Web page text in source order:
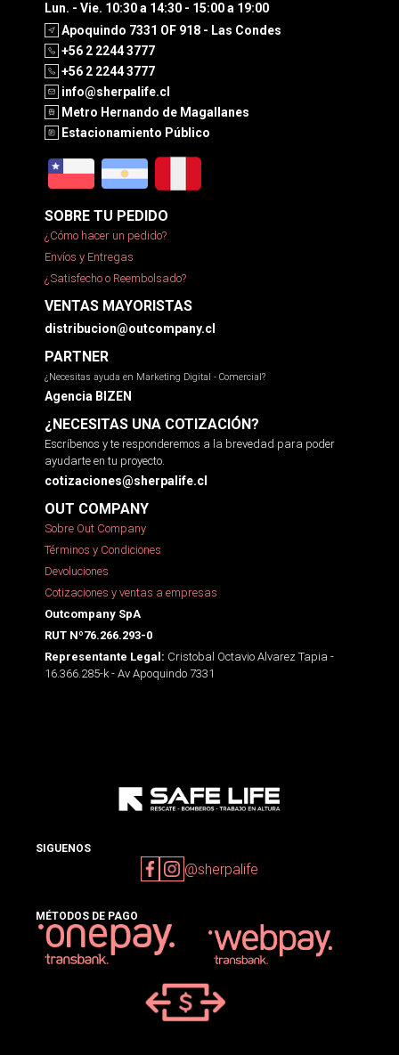
Lun. - Vie. 10:30 a 14:30 - 15:00 a 19:00
Apoquindo 7331 OF 918 - Las Condes
+56 2 2244 3777
+56 2 2244 3777
info@sherpalife.cl
Metro Hernando de Magallanes
Estacionamiento Público
SOBRE TU PEDIDO
¿Cómo hacer un pedido?
Envíos y Entregas
¿Satisfecho o Reembolsado?
VENTAS MAYORISTAS
distribucion@outcompany.cl
PARTNER
¿Necesitas ayuda en Marketing Digital - Comercial?
Agencia BIZEN
¿NECESITAS UNA COTIZACIÓN?
Escríbenos y te responderemos a la brevedad para poder
ayudarte en tu proyecto.
cotizaciones@sherpalife.cl
OUT COMPANY
Sobre Out Company
Términos y Condiciones
Devoluciones
Cotizaciones y ventas a empresas
Outcompany SpA
RUT Nº76.266.293-0
Representante Legal: Cristobal Octavio Alvarez Tapia -
16.366.285-k - Av Apoquindo 7331
SIGUENOS
@sherpalife
MÉTODOS DE PAGO